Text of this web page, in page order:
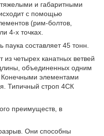
тяжелыми и габаритными
с помощью
(рим-болтов,
4-х точках.
составляет 45 тонн.
из четырех канатных ветвей
объединенных одним
элементами
Типичный строп 4СК
преимуществ, в
Они способны